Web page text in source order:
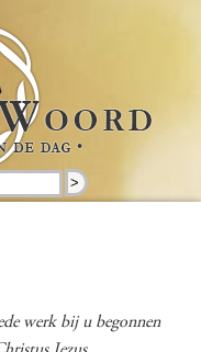
>
werk bij u begonnen